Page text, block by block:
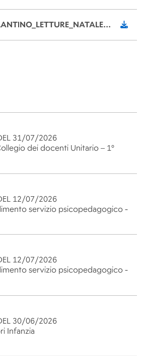
Download File: VOLANTINO_LETTURE_NATALE.pdf
31/07/2026
dei docenti Unitario – 1°
12/07/2026
servizio psicopedagogico -
12/07/2026
servizio psicopedagogico -
30/06/2026
Infanzia